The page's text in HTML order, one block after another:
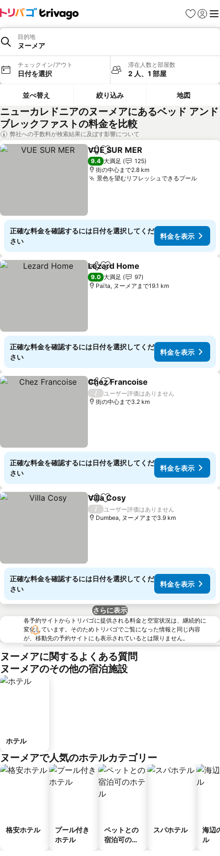
お気に入り
ログイ
メ
目的地
ヌーメア
チェックイン/アウト
日付を選択
滞在人数と部屋数
2 人、1 部屋
並べ替え 絞り込み 地図
ニューカレドニアのヌーメアにあるベッド アンド
ブレックファストの料金を比較
弊社への手数料が検索結果に及ぼす影響について
シェアお気に入りに追加
VUE SUR MER
9.4 大満足
125
街の中心まで2.8 km
景色を望むリフレッシュできるプール料金
正確な料金を確認するには日付を選択してくだ
さい
料金を表示
シェアお気に入りに追加
Lezard Home
9.0 大満足
97
Païta, ヌーメアまで19.1 km
正確な料金を確認するには日付を選択してくだ
さい
料金を表示
シェアお気に入りに追加
Chez Francoise
/
ユーザー評価はありません
街の中心まで3.2 km
正確な料金を確認するには日付を選択してくだ
さい
料金を表示
シェアお気に入りに追加
Villa Cosy
/
ユーザー評価はありません
Dumbea, ヌーメアまで3.9 km
正確な料金を確認するには日付を選択してくだ
さい
料金を表示
さらに表示
各予約サイトからトリバゴに提供される料金と空室状況は、継続的に
変化しています。そのためトリバゴでご覧になった情報と同じ内容
が、移動先の予約サイトにも表示されているとは限りません。
ヌーメアに関するよくある質問
ヌーメアのその他の宿泊施設
ホテル
ヌーメアで人気のホテルカテゴリー
格安ホテル
プール付き
ホテル
ペットとの
宿泊可のホ
スパホテル
海辺
ル